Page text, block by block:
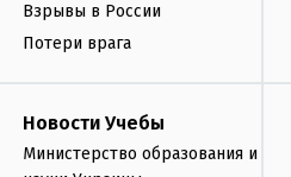
Взрывы в России
Потери врага
Новости Учебы
Министерство образования и